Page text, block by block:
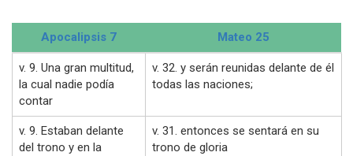
Apocalipsis 7 Mateo 25
v. 9. Una gran multitud,
la cual nadie podía
contar
v. 32. y serán reunidas delante de él
todas las naciones;
v. 9. Estaban delante
del trono y en la
v. 31. entonces se sentará en su
trono de gloria